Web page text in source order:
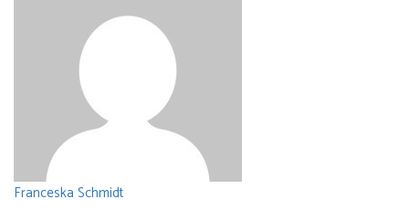
Franceska Schmidt